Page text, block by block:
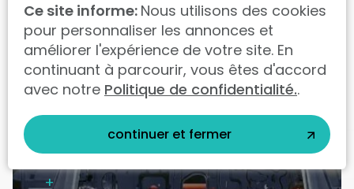
Automotivo
Solution MES
+
Ce site informe: Nous utilisons des cookies
pour personnaliser les annonces et
améliorer l'expérience de votre site. En
continuant à parcourir, vous êtes d'accord
avec notre Politique de confidentialité..
continuer et fermer